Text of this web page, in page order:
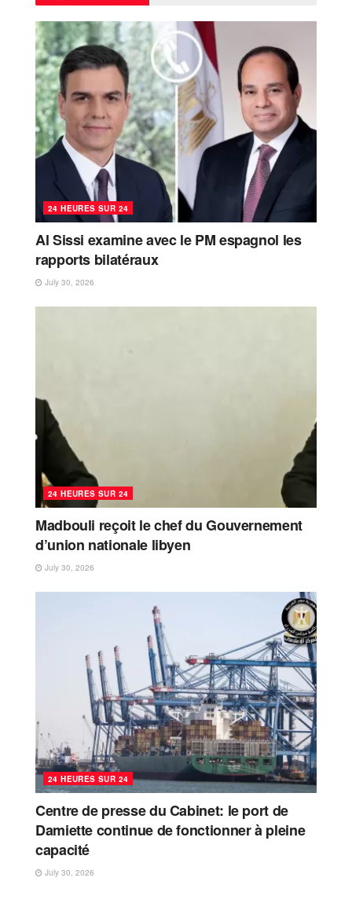
24 HEURES SUR 24
Al Sissi examine avec le PM espagnol les
rapports bilatéraux
July 30, 2026
24 HEURES SUR 24
Madbouli reçoit le chef du Gouvernement
d’union nationale libyen
July 30, 2026
24 HEURES SUR 24
Centre de presse du Cabinet: le port de
Damiette continue de fonctionner à pleine
capacité
July 30, 2026